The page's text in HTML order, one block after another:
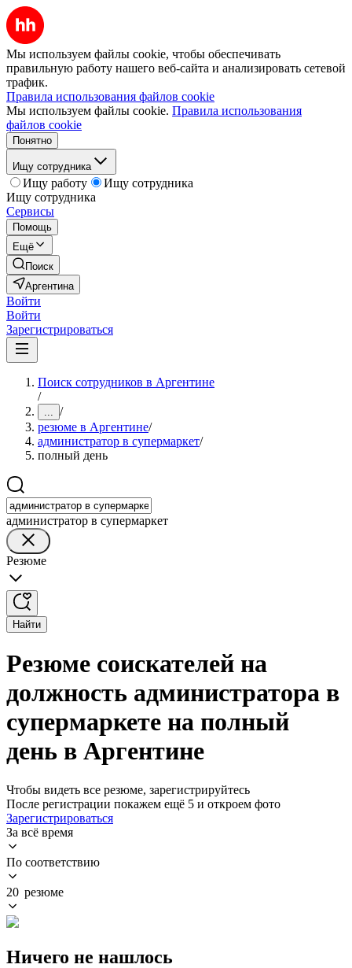
Мы используем файлы cookie, чтобы обеспечивать
правильную работу нашего веб-сайта и анализировать сетевой
трафик.
Правила использования файлов cookie
Мы используем файлы cookie. Правила использования
файлов cookie
Понятно
Ищу сотрудника
Ищу работу
Ищу сотрудника
Ищу сотрудника
Сервисы
Помощь
Ещё
Поиск
Аргентина
Войти
Войти
Зарегистрироваться
Поиск сотрудников в Аргентине
/
... /
резюме в Аргентине/
администратор в супермаркет/
полный день
администратор в супермаркет
Резюме
Найти
Резюме соискателей на
должность администратора в
супермаркете на полный
день в Аргентине
Чтобы видеть все резюме, зарегистрируйтесь
После регистрации покажем ещё 5 и откроем фото
Зарегистрироваться
За всё время
По соответствию
20 резюме
Ничего не нашлось